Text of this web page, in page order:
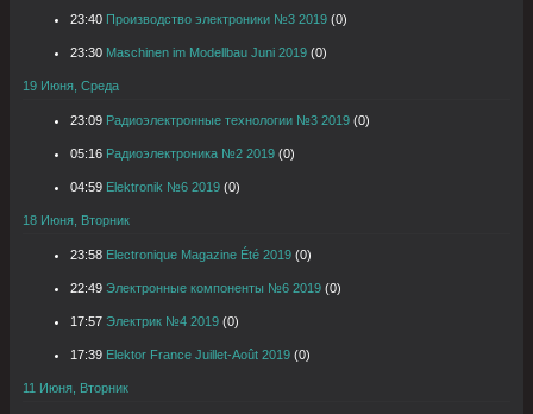
23:40 Производство электроники №3 2019 (0)
23:30 Maschinen im Modellbau Juni 2019 (0)
19 Июня, Среда
23:09 Радиоэлектронные технологии №3 2019 (0)
05:16 Радиоэлектроника №2 2019 (0)
04:59 Elektronik №6 2019 (0)
18 Июня, Вторник
23:58 Electronique Magazine Été 2019 (0)
22:49 Электронные компоненты №6 2019 (0)
17:57 Электрик №4 2019 (0)
17:39 Elektor France Juillet-Août 2019 (0)
11 Июня, Вторник